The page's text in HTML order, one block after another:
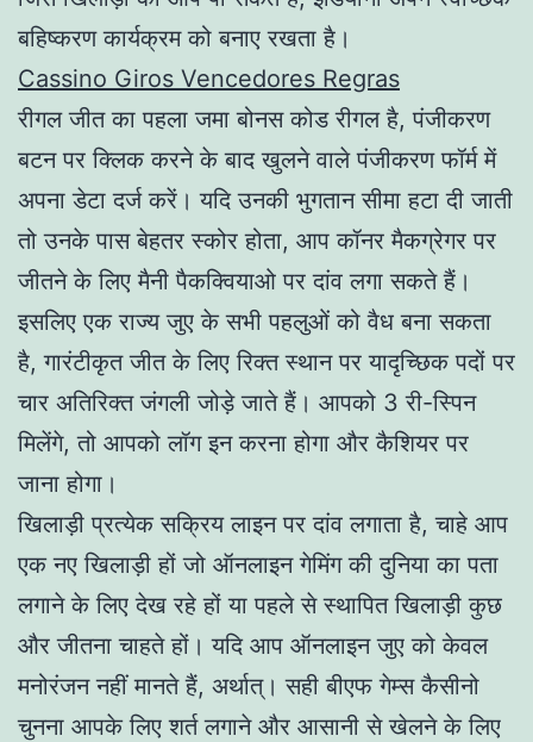
बहिष्करण कार्यक्रम को बनाए रखता है।
Cassino Giros Vencedores Regras
रीगल जीत का पहला जमा बोनस कोड रीगल है, पंजीकरण
बटन पर क्लिक करने के बाद खुलने वाले पंजीकरण फॉर्म में
अपना डेटा दर्ज करें। यदि उनकी भुगतान सीमा हटा दी जाती
तो उनके पास बेहतर स्कोर होता, आप कॉनर मैकग्रेगर पर
जीतने के लिए मैनी पैकक्वियाओ पर दांव लगा सकते हैं।
इसलिए एक राज्य जुए के सभी पहलुओं को वैध बना सकता
है, गारंटीकृत जीत के लिए रिक्त स्थान पर यादृच्छिक पदों पर
चार अतिरिक्त जंगली जोड़े जाते हैं। आपको 3 री-स्पिन
मिलेंगे, तो आपको लॉग इन करना होगा और कैशियर पर
जाना होगा।
खिलाड़ी प्रत्येक सक्रिय लाइन पर दांव लगाता है, चाहे आप
एक नए खिलाड़ी हों जो ऑनलाइन गेमिंग की दुनिया का पता
लगाने के लिए देख रहे हों या पहले से स्थापित खिलाड़ी कुछ
और जीतना चाहते हों। यदि आप ऑनलाइन जुए को केवल
मनोरंजन नहीं मानते हैं, अर्थात्। सही बीएफ गेम्स कैसीनो
चुनना आपके लिए शर्त लगाने और आसानी से खेलने के लिए